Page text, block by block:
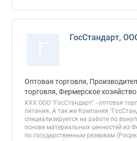
ГосСтандарт,
Оптовая торговля,
торговля, Фермерское хозяйство
ХХХ ООО "ГосСтандарт" - оптовая
питания. А так же Компания
специализируется на работе по
основе материальных ценностей из
по государственным резервам